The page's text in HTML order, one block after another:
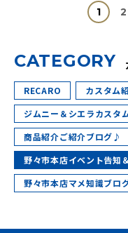
1 2
CATEGORY
RECARO
カスタム
ジムニー＆シエラカスタ
商品紹介ご紹介ブログ♪
野々市本店イベント告知
野々市本店マメ知識ブロ